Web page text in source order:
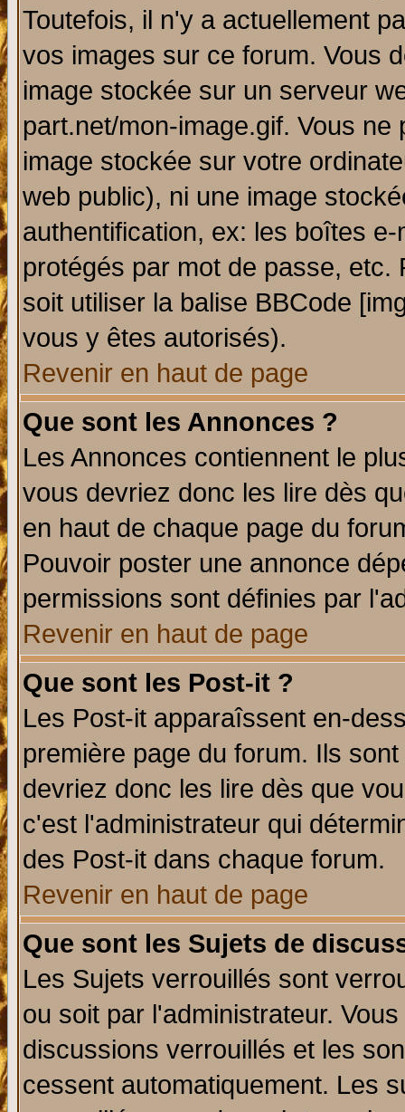
Toutefois, il n'y a actuellement
vos images sur ce forum. Vous
image stockée sur un serveur
part.net/mon-image.gif. Vous
image stockée sur votre
web public), ni une image
authentification, ex: les boîtes
protégés par mot de passe,
soit utiliser la balise BBCode
vous y êtes autorisés).
Revenir en haut de page
Que sont les Annonces ?
Les Annonces contiennent le
vous devriez donc les lire dès
en haut de chaque page du
Pouvoir poster une annonce
permissions sont définies par
Revenir en haut de page
Que sont les Post-it ?
Les Post-it apparaîssent en-
première page du forum. Ils
devriez donc les lire dès que
c'est l'administrateur qui
des Post-it dans chaque forum.
Revenir en haut de page
Que sont les Sujets de
Les Sujets verrouillés sont
ou soit par l'administrateur.
discussions verrouillés et les
cessent automatiquement. Les